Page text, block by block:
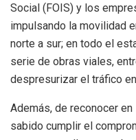
Social (FOIS) y los
impulsando la movilidad
norte a sur; en todo el
serie de obras viales,
despresurizar el tráfico
Además, de reconocer
sabido cumplir el